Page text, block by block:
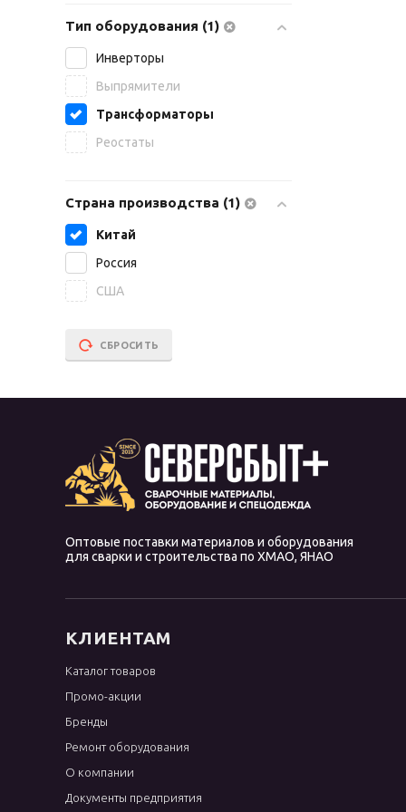
Тип оборудования (1)
Инверторы
Выпрямители
Трансформаторы
Реостаты
Страна производства (1)
Китай
Россия
США
СБРОСИТЬ
Оптовые поставки материалов и оборудования
для сварки и строительства по ХМАО, ЯНАО
КЛИЕНТАМ
Каталог товаров
Промо-акции
Бренды
Ремонт оборудования
О компании
Документы предприятия